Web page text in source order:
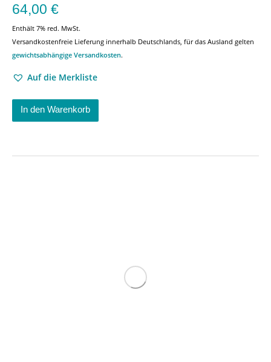
64,00 €
Enthält 7% red. MwSt.
Versandkostenfreie Lieferung innerhalb Deutschlands, für das Ausland gelten
gewichtsabhängige Versandkosten.
Auf die Merkliste
In den Warenkorb